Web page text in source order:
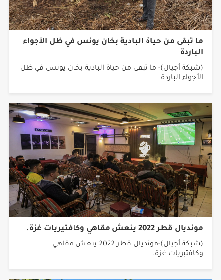
ما تبقى من حياة البادية بخان يونس في ظل الأجواء
الباردة
(شبكة أجيال)- ما تبقى من حياة البادية بخان يونس في ظل
الأجواء الباردة
مونديال قطر 2022 ينعش مقاهي وكافتيريات غزة.
(شبكة أجيال)-مونديال قطر 2022 ينعش مقاهي
وكافتيريات غزة.